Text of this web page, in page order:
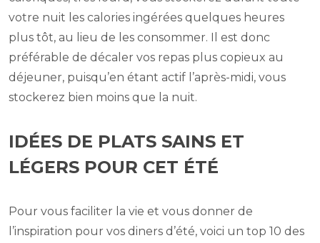
votre nuit les calories ingérées quelques heures
plus tôt, au lieu de les consommer. Il est donc
préférable de décaler vos repas plus copieux au
déjeuner, puisqu’en étant actif l’après-midi, vous
stockerez bien moins que la nuit.
IDÉES DE PLATS SAINS ET
LÉGERS POUR CET ÉTÉ
Pour vous faciliter la vie et vous donner de
l’inspiration pour vos diners d’été, voici un top 10 des